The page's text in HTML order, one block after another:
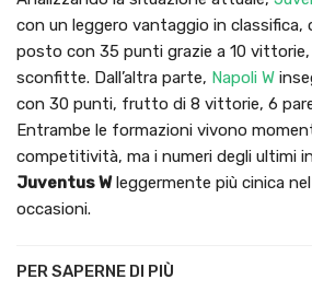
con un leggero vantaggio in classifica,
posto con 35 punti grazie a 10 vittorie,
sconfitte. Dall’altra parte, Napoli W
con 30 punti, frutto di 8 vittorie, 6
Entrambe le formazioni vivono
competitività, ma i numeri degli ultimi
Juventus Wleggermente più cinica
occasioni.
PER SAPERNE DI PIÙ